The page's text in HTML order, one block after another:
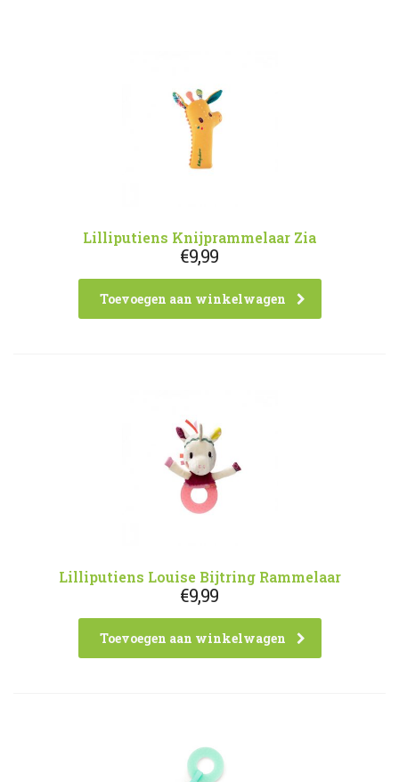
Lilliputiens Knijprammelaar Zia
€9,99
Toevoegen aan winkelwagen
Lilliputiens Louise Bijtring Rammelaar
€9,99
Toevoegen aan winkelwagen